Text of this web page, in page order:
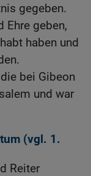
gegeben.
Ehre geben,
haben und
bei Gibeon
und war
(vgl. 1.
Reiter